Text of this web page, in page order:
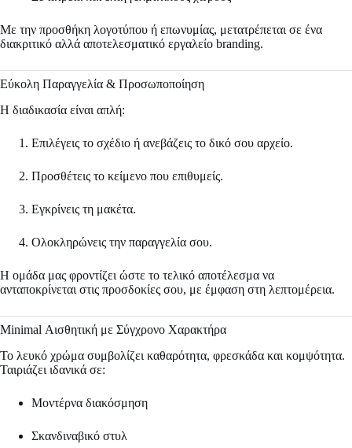
Με την προσθήκη λογοτύπου ή επωνυμίας, μετατρέπεται σε ένα
διακριτικό αλλά αποτελεσματικό εργαλείο branding.
Εύκολη Παραγγελία & Προσωποποίηση
Η διαδικασία είναι απλή:
Επιλέγεις το σχέδιο ή ανεβάζεις το δικό σου αρχείο.
Προσθέτεις το κείμενο που επιθυμείς.
Εγκρίνεις τη μακέτα.
Ολοκληρώνεις την παραγγελία σου.
Η ομάδα μας φροντίζει ώστε το τελικό αποτέλεσμα να
ανταποκρίνεται στις προσδοκίες σου, με έμφαση στη λεπτομέρεια.
Minimal Αισθητική με Σύγχρονο Χαρακτήρα
Το λευκό χρώμα συμβολίζει καθαρότητα, φρεσκάδα και κομψότητα.
Ταιριάζει ιδανικά σε:
Μοντέρνα διακόσμηση
Σκανδιναβικό στυλ